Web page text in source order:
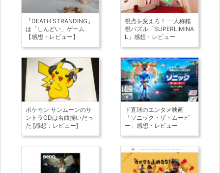
『DEATH STRANDING』
は「しんどい」ゲーム
【感想・レビュー】
視点を変えろ！ 一人称錯
視パズル「SUPERLIMINA
L」感想・レビュー
ポケモン サンムーンのサ
ントラCDは名曲揃いだっ
た [感想：レビュー]
ド直球のエンタメ映画
「ソニック・ザ・ムービ
ー」感想・レビュー